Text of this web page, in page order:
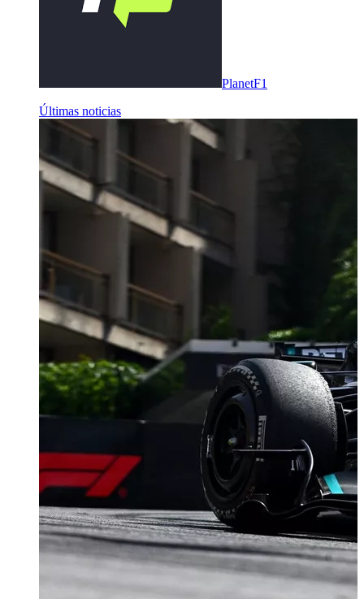
PlanetF1
Últimas noticias